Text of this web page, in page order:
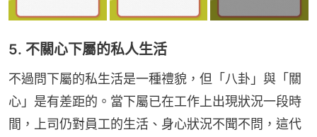
5. 不關心下屬的私人生活
不過問下屬的私生活是一種禮貌，但「八卦」與「關
心」是有差距的。當下屬已在工作上出現狀況一段時
間，上司仍對員工的生活、身心狀況不聞不問，這代